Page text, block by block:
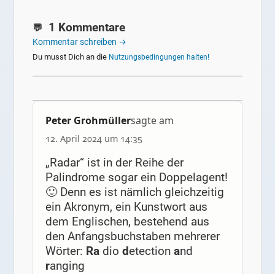
1 Kommentare
Kommentar schreiben →
Du musst Dich an die Nutzungsbedingungen halten!
Peter Grohmüllersagte am
12. April 2024 um 14:35
„Radar“ ist in der Reihe der
Palindrome sogar ein Doppelagent!
🙂 Denn es ist nämlich gleichzeitig
ein Akronym, ein Kunstwort aus
dem Englischen, bestehend aus
den Anfangsbuchstaben mehrerer
Wörter: Radio detection and
ranging